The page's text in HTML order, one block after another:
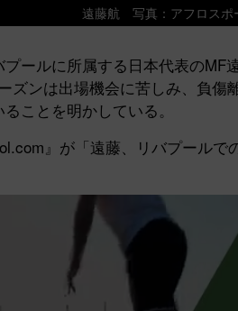
遠藤航 写真：アフロスポ
ールに所属する日本代表のMF
ズンは出場機会に苦しみ、負傷
ことを明かしている。
』が「遠藤、リバプールで